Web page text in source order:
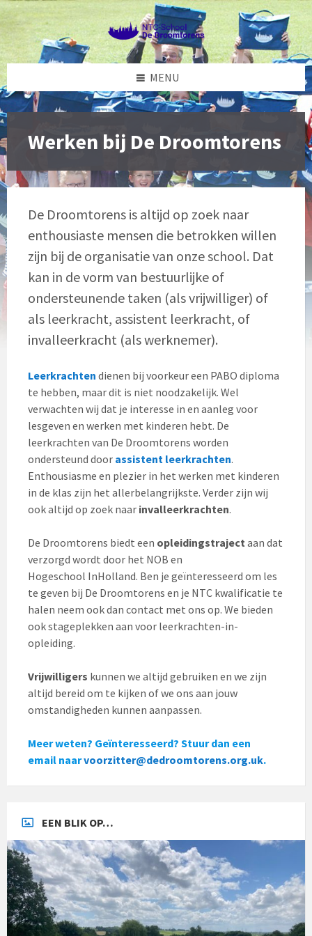
Skip
content
Skip
left
sidebar
Skip
footer
MENU
Werken bij De Droomtorens
De Droomtorens is altijd op zoek naar
enthousiaste mensen die betrokken willen
zijn bij de organisatie van onze school. Dat
kan in de vorm van bestuurlijke of
ondersteunende taken (als vrijwilliger) of
als leerkracht, assistent leerkracht, of
invalleerkracht (als werknemer).
Leerkrachten dienen bij voorkeur een PABO diploma
te hebben, maar dit is niet noodzakelijk. Wel
verwachten wij dat je interesse in en aanleg voor
lesgeven en werken met kinderen hebt. De
leerkrachten van De Droomtorens worden
ondersteund door assistent leerkrachten.
Enthousiasme en plezier in het werken met kinderen
in de klas zijn het allerbelangrijkste. Verder zijn wij
ook altijd op zoek naar invalleerkrachten.
De Droomtorens biedt een opleidingstraject aan dat
verzorgd wordt door het NOB en
Hogeschool InHolland. Ben je geïnteresseerd om les
te geven bij De Droomtorens en je NTC kwalificatie te
halen neem ook dan contact met ons op. We bieden
ook stageplekken aan voor leerkrachten-in-
opleiding.
Vrijwilligers kunnen we altijd gebruiken en we zijn
altijd bereid om te kijken of we ons aan jouw
omstandigheden kunnen aanpassen.
Meer weten? Geïnteresseerd? Stuur dan een
email naarvoorzitter@dedroomtorens.org.uk.
EEN BLIK OP…